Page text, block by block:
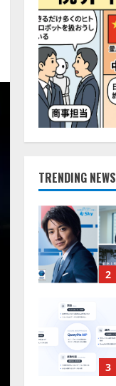
TRENDING NEWS
5
1
2
3
4